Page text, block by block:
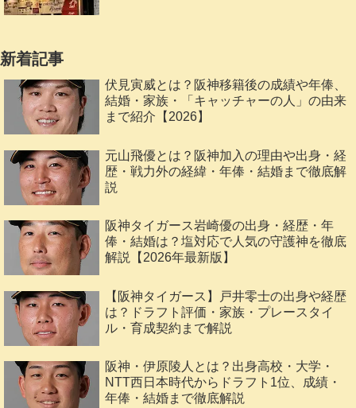
新着記事
伏見寅威とは？阪神移籍後の成績や年俸、
結婚・家族・「キャッチャーの人」の由来
まで紹介【2026】
元山飛優とは？阪神加入の理由や出身・経
歴・戦力外の経緯・年俸・結婚まで徹底解
説
阪神タイガース岩崎優の出身・経歴・年
俸・結婚は？塩対応で人気の守護神を徹底
解説【2026年最新版】
【阪神タイガース】戸井零士の出身や経歴
は？ドラフト評価・家族・プレースタイ
ル・育成契約まで解説
阪神・伊原陵人とは？出身高校・大学・
NTT西日本時代からドラフト1位、成績・
年俸・結婚まで徹底解説